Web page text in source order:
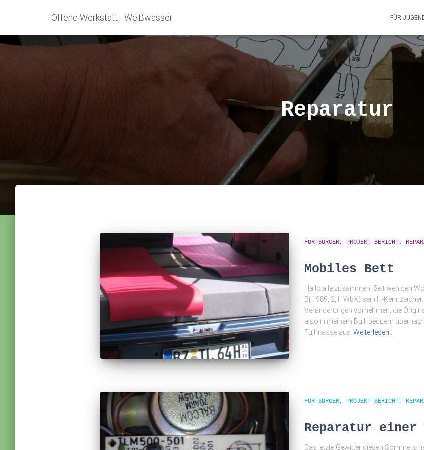
Offene Werkstatt - Weißwasser FÜR
Reparatur
FÜR BÜRGER PROJEKT-BERICHT
Mobiles Bett
Hallo alle zusammen! Seit wenigen
Bj.1989, 2,1l WbX) sein H-
Veränderungen vornehmen, die
also in meinem Bulli bequem
Füllmasse aus Weiterlesen…
FÜR BÜRGER PROJEKT-BERICHT
Reparatur einer
Das letzte Gewitter diesen Sommers